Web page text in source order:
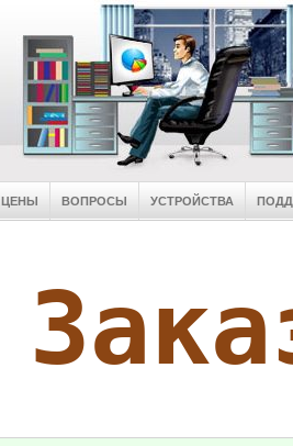
ЦЕНЫ ВОПРОСЫ УСТРОЙСТВА